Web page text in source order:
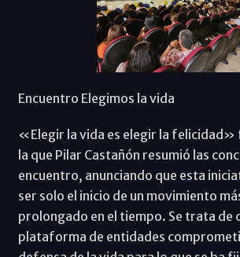
Encuentro Elegimos la vida
«Elegir la vida es elegir la felicidad»
la que Pilar Castañón resumió las
encuentro, anunciando que esta
ser solo el inicio de un movimiento
prolongado en el tiempo. Se trata de
plataforma de entidades